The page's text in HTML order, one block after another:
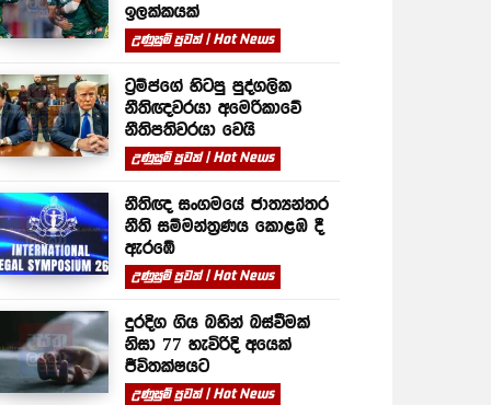
ඉලක්කයක්
උණුසුම් පුවත් | Hot News
ට්‍රම්ප්ගේ හිටපු පුද්ගලික
නීතිඥවරයා අමෙරිකාවේ
නීතිපතිවරයා වෙයි
උණුසුම් පුවත් | Hot News
නීතිඥ සංගමයේ ජාත්‍යන්තර
නීති සම්මන්ත්‍රණය කොළඹ දී
ඇරඹේ
උණුසුම් පුවත් | Hot News
දුරදිග ගිය බහින් බස්වීමක්
නිසා 77 හැවිරිදි අයෙක්
ජීවිතක්ෂයට
උණුසුම් පුවත් | Hot News